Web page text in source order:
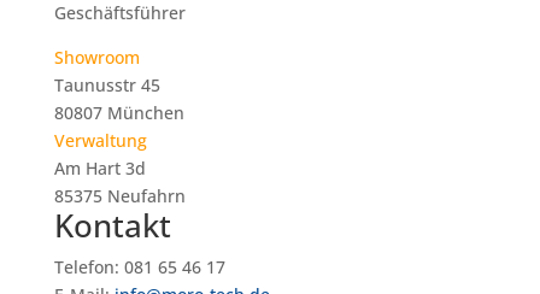
Geschäftsführer
Showroom
Taunusstr 45
80807 München
Verwaltung
Am Hart 3d
85375 Neufahrn
Kontakt
Telefon: 081 65 46 17